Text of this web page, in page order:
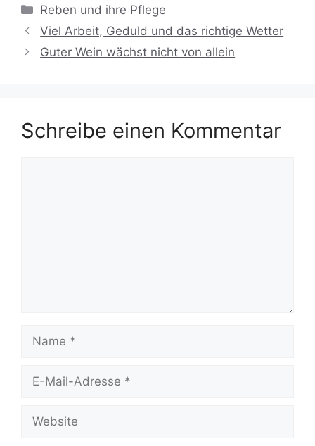
Kategorien
Reben und ihre Pflege
Viel Arbeit, Geduld und das richtige Wetter
Guter Wein wächst nicht von allein
Schreibe einen Kommentar
Name
Website